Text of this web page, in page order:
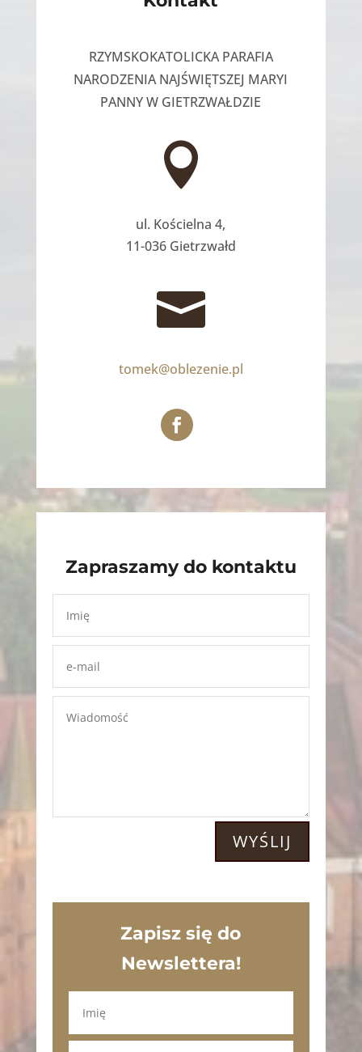
RZYMSKOKATOLICKA PARAFIA
NARODZENIA NAJŚWIĘTSZEJ MARYI
PANNY W GIETRZWAŁDZIE

ul. Kościelna 4,
11-036 Gietrzwałd

tomek@oblezenie.pl
Zapraszamy do kontaktu
WYŚLIJ
Zapisz się do
Newslettera!